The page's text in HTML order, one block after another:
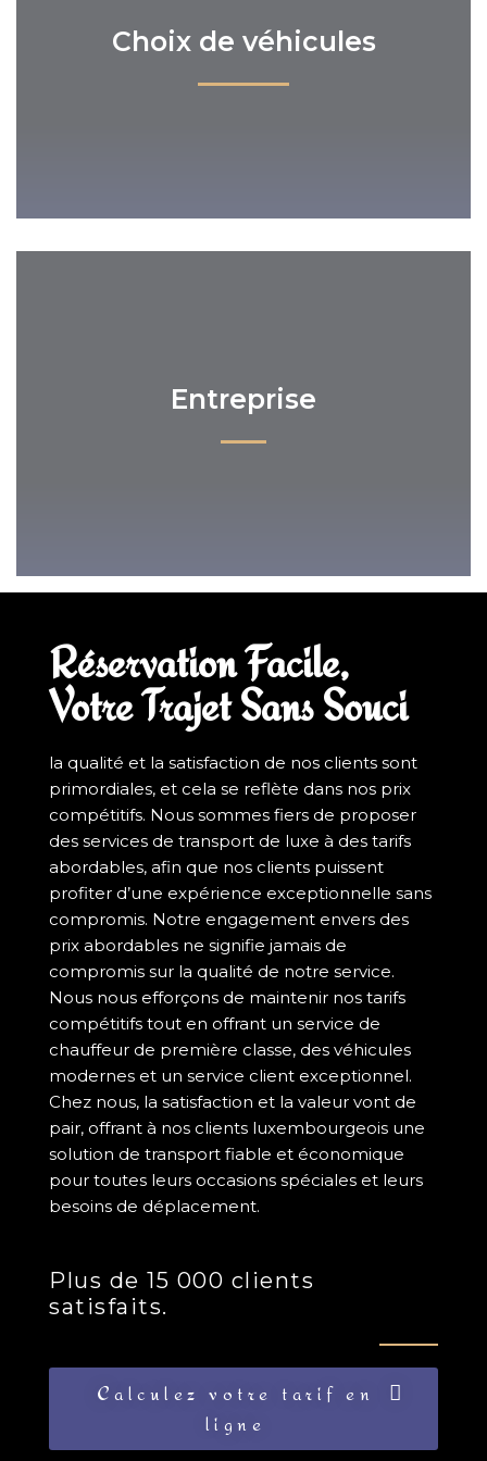
Choix de véhicules
Entreprise
Réservation Facile,
Votre Trajet Sans Souci
la qualité et la satisfaction de nos clients sont
primordiales, et cela se reflète dans nos prix
compétitifs. Nous sommes fiers de proposer
des services de transport de luxe à des tarifs
abordables, afin que nos clients puissent
profiter d’une expérience exceptionnelle sans
compromis. Notre engagement envers des
prix abordables ne signifie jamais de
compromis sur la qualité de notre service.
Nous nous efforçons de maintenir nos tarifs
compétitifs tout en offrant un service de
chauffeur de première classe, des véhicules
modernes et un service client exceptionnel.
Chez nous, la satisfaction et la valeur vont de
pair, offrant à nos clients luxembourgeois une
solution de transport fiable et économique
pour toutes leurs occasions spéciales et leurs
besoins de déplacement.
Plus de 15 000 clients
satisfaits.
Calculez votre tarif en
ligne